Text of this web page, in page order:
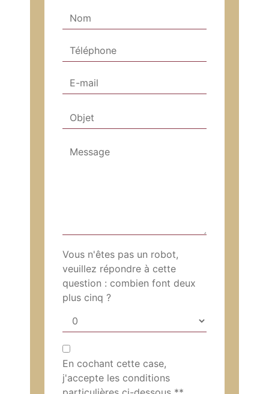
Vous n'êtes pas un robot,
veuillez répondre à cette
question : combien font deux
plus cinq ?
En cochant cette case,
j'accepte les conditions